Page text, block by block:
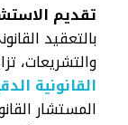
تقديم
بالتعقيد
والتشريعات،
القانونية
المستشار